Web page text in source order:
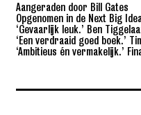
Aangeraden door Bill Gates
Opgenomen in de Next Big
‘Gevaarlijk leuk.’ Ben
‘Een verdraaid goed boek.’
‘Ambitieus én vermakelijk.’